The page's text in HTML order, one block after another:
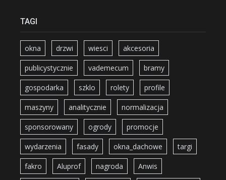
TAGI
okna drzwi wiesci akcesoria
publicystycznie vademecum bramy
gospodarka szklo rolety profile
maszyny analitycznie normalizacja
sponsorowany ogrody promocje
wydarzenia fasady okna_dachowe targi
fakro Aluprof nagroda Anwis